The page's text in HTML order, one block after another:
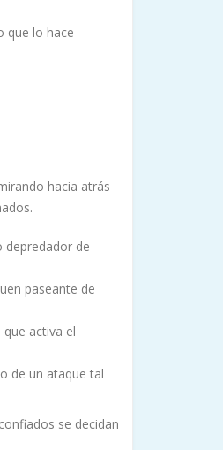
que lo hace
hacia atrás
de
paseante de
activa el
de un ataque tal
se decidan